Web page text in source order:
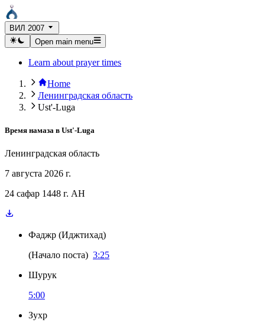
ВИЛ 2007
Open main menu
Learn about prayer times
Home
Ленинградская область
Ust'-Luga
Время намаза в Ust'-Luga
Ленинградская область
7 августа 2026 г.
24 сафар 1448 г. AH
Фаджр (Иджтихад)
(Начало поста) 3:25
Шурук
5:00
Зухр